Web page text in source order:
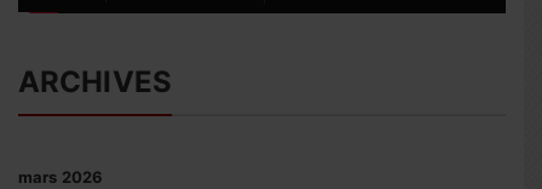
ARCHIVES
mars 2026